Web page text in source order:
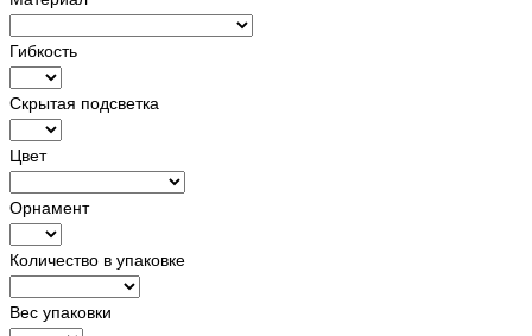
Гибкость
Скрытая подсветка
Цвет
Орнамент
Количество в упаковке
Вес упаковки